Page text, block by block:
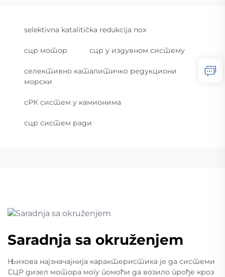
selektivna katalitička redukcija nox
сцр мотор сцр у издувном систему
селективно каталитичко редукциони
морски
сРК систем у камионима
сцр систем ради
Saradnja sa okruženjem
Њихова најзначајнија карактеристика је да системи
СЦР дизел мотора могу помоћи да возило прође кроз